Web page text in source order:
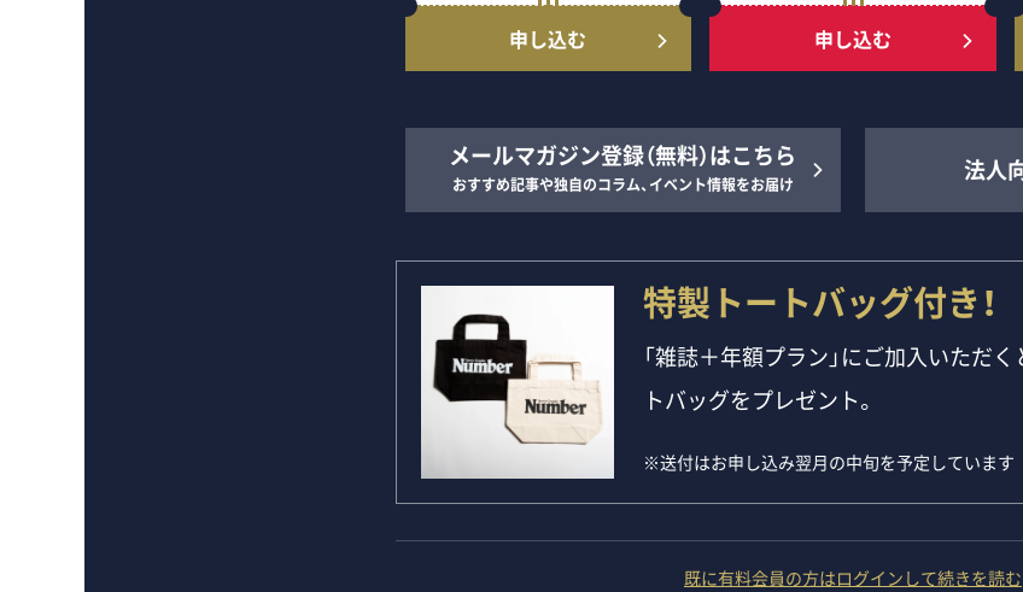
申し込む 申し込む
メールマガジン登録（無料）はこちら
おすすめ記事や独自のコラム、イベント情報をお届け 法人
特製トートバッグ付き！
「雑誌＋年額プラン」にご加入いただ
トバッグをプレゼント。
※送付はお申し込み翌月の中旬を予定しています
既に有料会員の方はログインして続きを読む